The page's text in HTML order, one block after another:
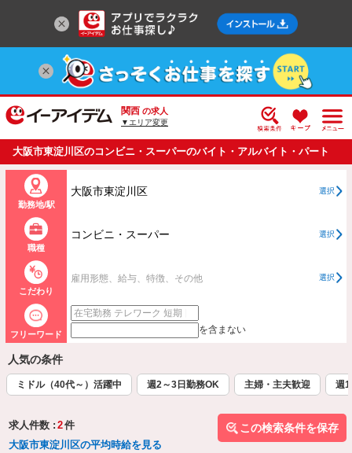
関西 の求人
▼エリア変更
大阪市東淀川区のコンビニ・スーパーのバイト・アルバイト・パート
の求人情報一覧
勤務地/駅
大阪市東淀川区 選択
職種
コンビニ・スーパー 選択
こだわり
雇用形態、給与、特徴、その他 選択
フリーワード を含まない
人気の条件
ミドル（40代～）活躍中 週2～3日勤務OK 主婦・主夫歓迎 週
求人件数 : 2件
大阪市東淀川区の平均時給を見る
この検索条件を保存